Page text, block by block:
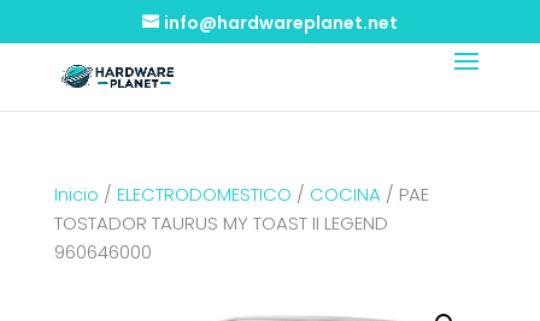
info@hardwareplanet.net
Inicio / ELECTRODOMESTICO / COCINA/ PAE
TOSTADOR TAURUS MY TOAST II LEGEND
960646000